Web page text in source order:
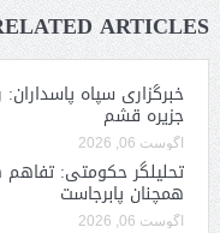
ARTICLES
خبرگزاری سپاه
جزیره قشم
آگوست 06, 2026
تحلیلگر حکومتی: تفاهم
همچنان پابرجاست
آگوست 06, 2026